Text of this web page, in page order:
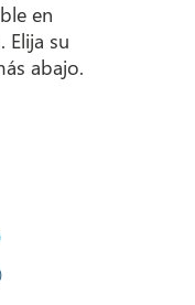
en
Elija su
abajo.